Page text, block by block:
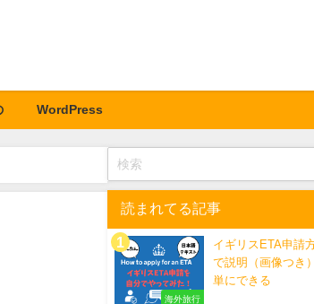
WordPress
読まれてる記事
海外旅行
イギリスETA申請
で説明（画像つき
単にできる